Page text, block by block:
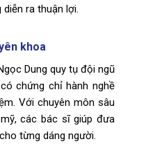
ra thuận lợi.
khoa
Dung quy tụ đội ngũ
chứng chỉ hành nghề
Với chuyên môn sâu
các bác sĩ giúp đưa
từng dáng người.